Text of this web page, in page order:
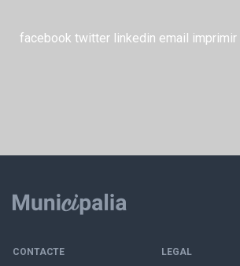
facebook twitter linkedin email imprimir
CONTACTE
LEGAL